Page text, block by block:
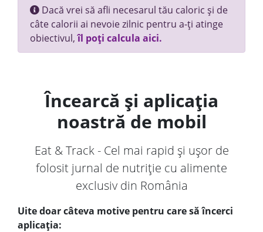
Dacă vrei să afli necesarul tău caloric și de
câte calorii ai nevoie zilnic pentru a-ți atinge
obiectivul,îl poți calcula aici.
Încearcă și aplicația
noastră de mobil
Eat & Track - Cel mai rapid și ușor de
folosit jurnal de nutriție cu alimente
exclusiv din România
Uite doar câteva motive pentru care să încerci
aplicația: